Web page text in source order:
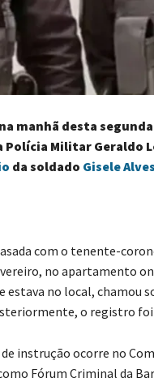
manhã desta
Polícia Militar Geraldo
da soldado Gisele
com o tenente-
no apartamento
estava no local, chamou
o registro
de instrução ocorre no
Fórum Criminal da